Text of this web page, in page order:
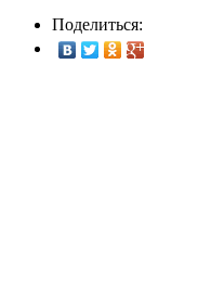
Поделиться: